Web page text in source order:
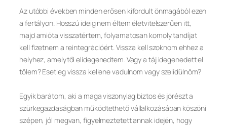
Az utóbbi években minden erősen kifordult önmagából ezen
a fertályon. Hosszú ideig nem éltem életvitelszerűen itt,
majd amióta visszatértem, folyamatosan komoly tandíjat
kell fizetnem a reintegrációért. Vissza kell szoknom ehhez a
helyhez, amelytől elidegenedtem. Vagy a táj idegenedett el
tőlem? Esetleg vissza kellene vadulnom vagy szelídülnöm?
Egyik barátom, aki a maga viszonylag biztos és jórészt a
szürkegazdaságban működtethető vállalkozásában köszöni
szépen, jól megvan, figyelmeztetett annak idején, hogy